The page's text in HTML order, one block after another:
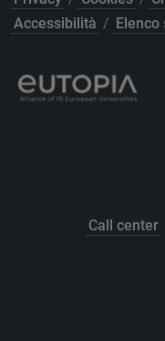
Accessibilità /
Call center